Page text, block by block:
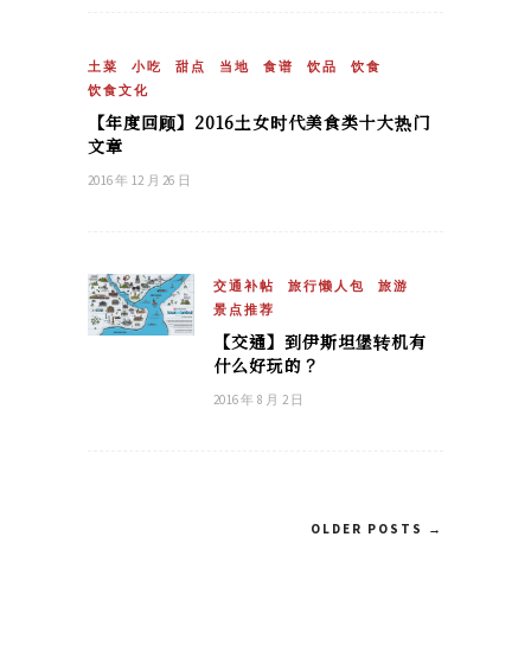
土菜 小吃 甜点 当地 食谱 饮品
饮食
饮食文化
【年度回顾】2016土女时代美食类十大热门
文章
2016 年 12 月 26 日
交通补帖 旅行懒人包
旅游
景点推荐
【交通】到伊斯坦堡转机有
什么好玩的？
2016 年 8 月 2 日
OLDER POSTS →